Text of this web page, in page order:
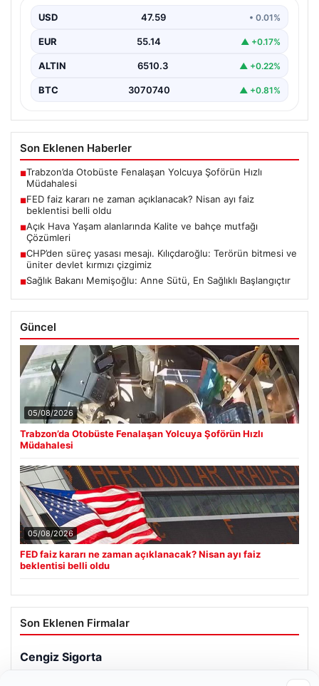
USD 47.59 • 0.01%
EUR 55.14 ▲ +0.17%
ALTIN 6510.3 ▲ +0.22%
BTC 3070740 ▲ +0.81%
Son Eklenen Haberler
■Trabzon’da Otobüste Fenalaşan Yolcuya Şoförün Hızlı
Müdahalesi
■FED faiz kararı ne zaman açıklanacak? Nisan ayı faiz
beklentisi belli oldu
■Açık Hava Yaşam alanlarında Kalite ve bahçe mutfağı
Çözümleri
■CHP’den süreç yasası mesajı. Kılıçdaroğlu: Terörün bitmesi ve
üniter devlet kırmızı çizgimiz
■Sağlık Bakanı Memişoğlu: Anne Sütü, En Sağlıklı Başlangıçtır
Güncel
05/08/2026
Trabzon’da Otobüste Fenalaşan Yolcuya Şoförün Hızlı
Müdahalesi
05/08/2026
FED faiz kararı ne zaman açıklanacak? Nisan ayı faiz
beklentisi belli oldu
Son Eklenen Firmalar
Cengiz Sigorta